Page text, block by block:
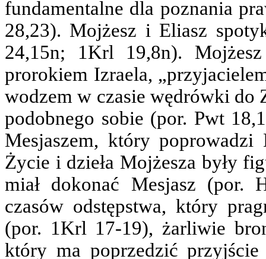
fundamentalne dla poznania
28,23). Mojżesz i Eliasz
24,15n; 1Krl 19,8n).
prorokiem Izraela,
wodzem w czasie wędrówki do
podobnego sobie (por. Pwt
Mesjaszem, który
Życie i dzieła Mojżesza były
miał dokonać Mesjasz (por.
czasów odstępstwa, który
(por. 1Krl 17-19), żarliwie
który ma poprzedzić